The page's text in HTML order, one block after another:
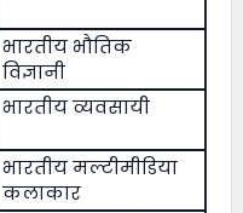
भारतीय भौतिक
विज्ञानी
भारतीय व्यवसायी
भारतीय मल्टीमीडिया
कलाकार